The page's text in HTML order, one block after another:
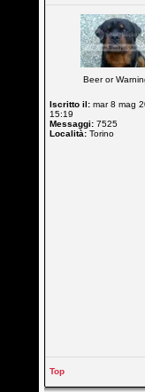
Beer or
Iscritto il: mar 8 mag
15:19
Messaggi: 7525
Località: Torino
Top